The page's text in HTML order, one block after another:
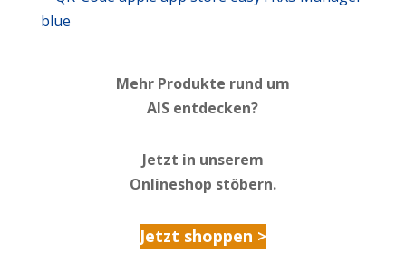
Mehr Produkte rund um
AIS entdecken?
Jetzt in unserem
Onlineshop stöbern.
Jetzt shoppen >